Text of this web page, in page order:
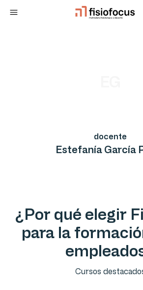
docente
Estefanía García
¿Por qué elegir
para la
Cursos